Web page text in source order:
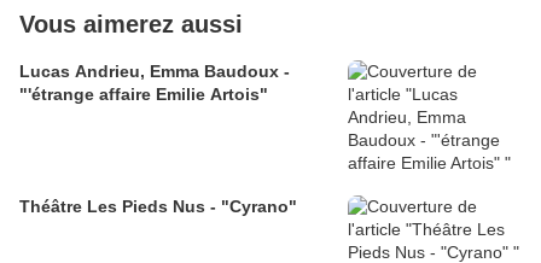
Vous aimerez aussi
Lucas Andrieu, Emma Baudoux -
"'étrange affaire Emilie Artois"
Théâtre Les Pieds Nus - "Cyrano"